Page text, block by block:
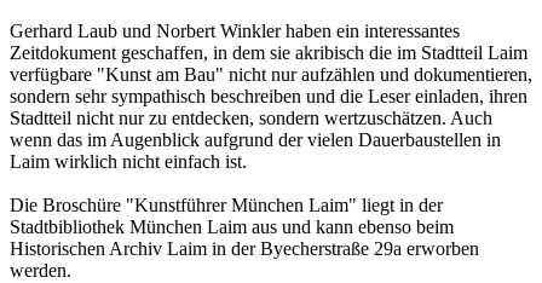
Gerhard Laub und Norbert Winkler haben ein interessantes
Zeitdokument geschaffen, in dem sie akribisch die im Stadtteil Laim
verfügbare "Kunst am Bau" nicht nur aufzählen und dokumentieren,
sondern sehr sympathisch beschreiben und die Leser einladen, ihren
Stadtteil nicht nur zu entdecken, sondern wertzuschätzen. Auch
wenn das im Augenblick aufgrund der vielen Dauerbaustellen in
Laim wirklich nicht einfach ist.
Die Broschüre "Kunstführer München Laim" liegt in der
Stadtbibliothek München Laim aus und kann ebenso beim
Historischen Archiv Laim in der Byecherstraße 29a erworben
werden.